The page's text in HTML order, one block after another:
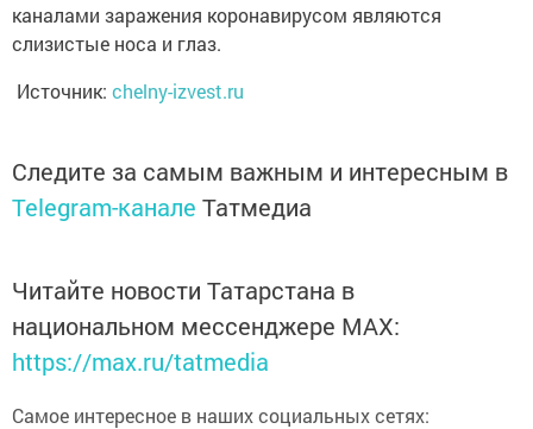
каналами заражения коронавирусом являются
слизистые носа и глаз.
Источник: chelny-izvest.ru
Следите за самым важным и интересным в
Telegram-канале Татмедиа
Читайте новости Татарстана в
национальном мессенджере MАХ:
https://max.ru/tatmedia
Самое интересное в наших социальных сетях: